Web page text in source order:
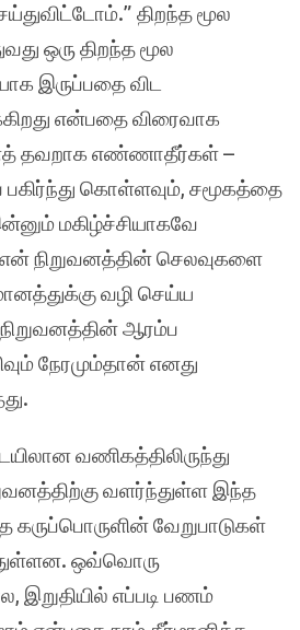
திறந்த மூல
ஒரு திறந்த மூல
இருப்பதை விட
என்பதை விரைவாக
தவறாக எண்ணாதீர்கள் –
கொள்ளவும், சமூகத்தை
மகிழ்ச்சியாகவே
நிறுவனத்தின் செலவுகளை
வழி செய்ய
ஆரம்ப
நேரமும்தான் எனது
வணிகத்திலிருந்து
வளர்ந்துள்ள இந்த
வேறுபாடுகள்
ஒவ்வொரு
இறுதியில் எப்படி பணம்